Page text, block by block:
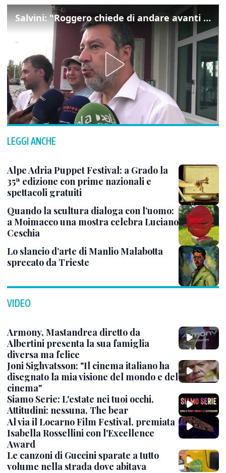
Salvini: "Roggero chiede di andare avanti su norma anti-risarcimenti"
LEGGI ANCHE
Alpe Adria Puppet Festival: a Grado la
35ª edizione con prime nazionali e
spettacoli gratuiti
Quando la scultura dialoga con l’uomo:
a Moimacco una mostra celebra Luciano
Ceschia
Lo slancio d’arte di Manlio Malabotta
sprecato da Trieste
VIDEO
Armony, Mastandrea diretto da
Albertini presenta la sua famiglia
diversa ma felice
Joni Sighvatsson: "Il cinema italiano ha
disegnato la mia visione del mondo e del
cinema"
Siamo Serie: L'estate nei tuoi occhi,
Attitudini: nessuna, The bear
Al via il Locarno Film Festival, premiata
Isabella Rossellini con l'Excellence
Award
Le canzoni di Guccini sparate a tutto
volume nella strada dove abitava